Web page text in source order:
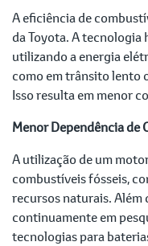
A eficiência de
da Toyota. A
utilizando a energia
como em trânsito lento
Isso resulta em menor
Menor Dependência de
A utilização de um
combustíveis fósseis,
recursos naturais. Além
continuamente em
tecnologias para